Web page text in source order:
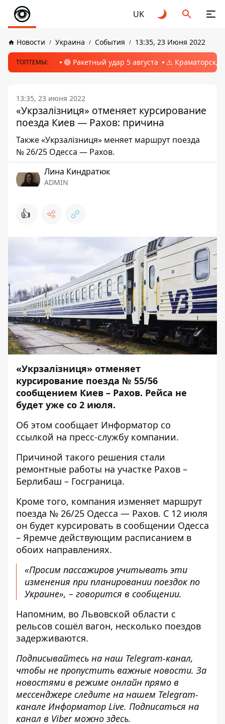
UK
Новости Украина События 13:35, 23 Июня 2022
ТОПТЕМЫ: 🔴 Ракетный удар 5 августа ⚠️ Краматорск,
13:35, 23 июня 2022
«Укрзалізниця» отменяет курсирование
поезда Киев — Рахов: причина
Также «Укрзалізниця» меняет маршрут поезда
№ 26/25 Одесса — Рахов.
Лина Киндратюк
ADMIN
👍
«Укрзалізниця» отменяет
курсирование поезда № 55/56
сообщением Киев – Рахов. Рейса не
будет уже со 2 июля.
Об этом сообщает Информатор со
ссылкой на пресс-службу компании.
Причиной такого решения стали
ремонтные работы на участке Рахов –
Берлибаш – Госграница.
Кроме того, компания изменяет маршрут
поезда № 26/25 Одесса — Рахов. С 12 июля
он будет курсировать в сообщении Одесса
– Яремче действующим расписанием в
обоих направлениях.
«Просим пассажиров учитывать эти
изменения при планировании поездок по
Украине», – говорится в сообщении.
Напомним, во Львовской области с
рельсов сошёл вагон, несколько поездов
задерживаются.
Подписывайтесь на наш Telegram-канал,
чтобы не пропустить важные новости. За
новостями в режиме онлайн прямо в
мессенджере следите на нашем Telegram-
канале Информатор Live. Подписаться на
канал в Viber можно здесь.